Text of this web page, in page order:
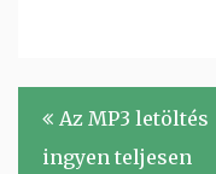
Bejegyzés
navigáció
Az MP3 letöltés
ingyen teljesen